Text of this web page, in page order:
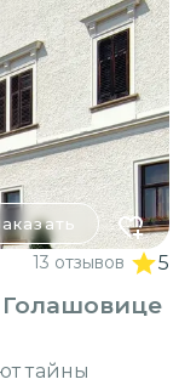
13 отзывов 5
тайны